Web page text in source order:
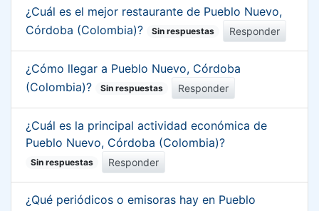
¿Cuál es el mejor restaurante de Pueblo Nuevo,
Córdoba (Colombia)?
Sin respuestas Responder
¿Cómo llegar a Pueblo Nuevo, Córdoba
(Colombia)?
Sin respuestas Responder
¿Cuál es la principal actividad económica de
Pueblo Nuevo, Córdoba (Colombia)?
Sin respuestas Responder
¿Qué periódicos o emisoras hay en Pueblo